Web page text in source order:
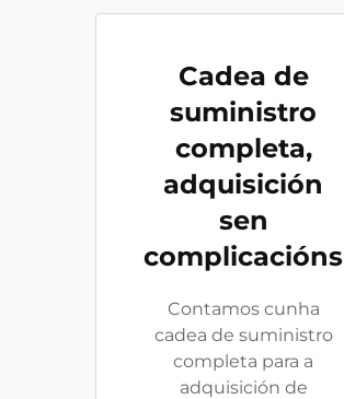
Cadea de
suministro
completa,
adquisición
sen
complicacións
Contamos cunha
cadea de suministro
completa para a
adquisición de